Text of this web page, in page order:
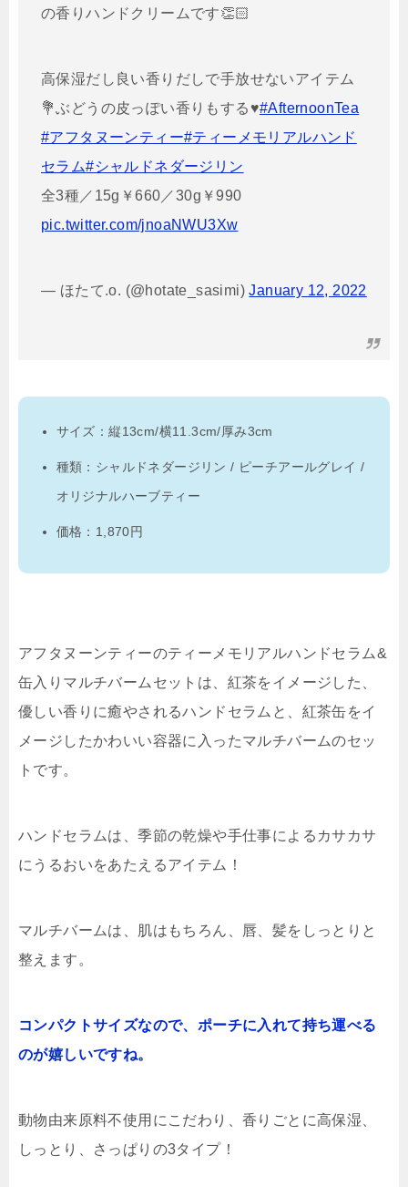
の香りハンドクリームです👏🏻
高保湿だし良い香りだしで手放せないアイテム
💐ぶどうの皮っぽい香りもする♥#AfternoonTea
#アフタヌーンティー#ティーメモリアルハンド
セラム#シャルドネダージリン
全3種／15g￥660／30g￥990
pic.twitter.com/jnoaNWU3Xw
— ほたて.o. (@hotate_sasimi)January 12, 2022
サイズ：縦13cm/横11.3cm/厚み3cm
種類：シャルドネダージリン / ピーチアールグレイ /
オリジナルハーブティー
価格：1,870円
アフタヌーンティーのティーメモリアルハンドセラム&
缶入りマルチバームセットは、紅茶をイメージした、
優しい香りに癒やされるハンドセラムと、紅茶缶をイ
メージしたかわいい容器に入ったマルチバームのセッ
トです。
ハンドセラムは、季節の乾燥や手仕事によるカサカサ
にうるおいをあたえるアイテム！
マルチバームは、肌はもちろん、唇、髪をしっとりと
整えます。
コンパクトサイズなので、ポーチに入れて持ち運べる
のが嬉しいですね。
動物由来原料不使用にこだわり、香りごとに高保湿、
しっとり、さっぱりの3タイプ！